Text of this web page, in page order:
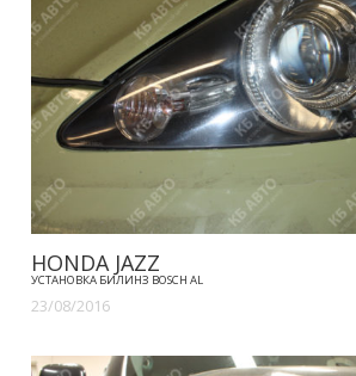
HONDA JAZZ
УСТАНОВКА БИЛИНЗ BOSCH AL
23/08/2016